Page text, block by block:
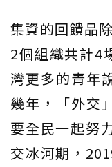
集資的回饋品
2個組織共計4
灣更多的青年
幾年，「外交
要全民一起努
交冰河期，